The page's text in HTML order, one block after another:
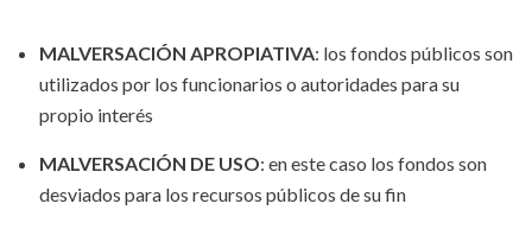
MALVERSACIÓN APROPIATIVA: los fondos públicos son
utilizados por los funcionarios o autoridades para su
propio interés
MALVERSACIÓN DE USO: en este caso los fondos son
desviados para los recursos públicos de su fin